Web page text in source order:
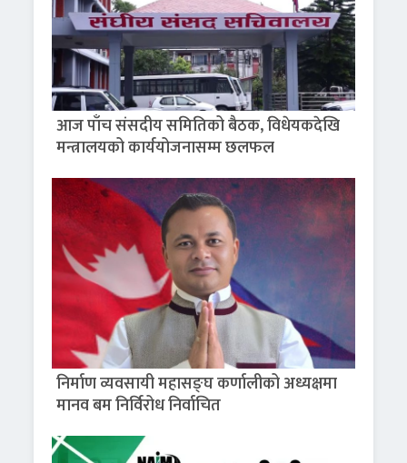
आज पाँच संसदीय समितिको बैठक, विधेयकदेखि
मन्त्रालयको कार्ययोजनासम्म छलफल
निर्माण व्यवसायी महासङ्घ कर्णालीको अध्यक्षमा
मानव बम निर्विरोध निर्वाचित